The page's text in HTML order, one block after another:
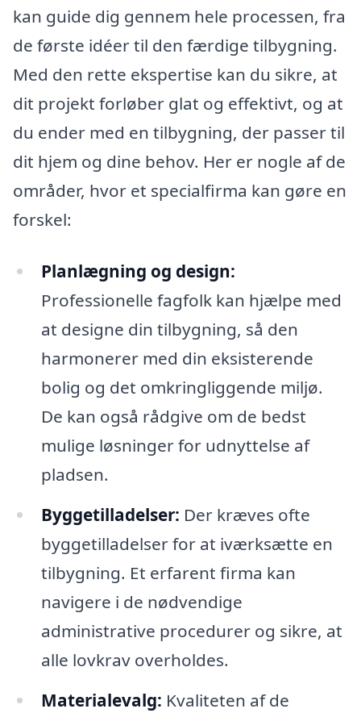
kan guide dig gennem hele processen, fra
de første idéer til den færdige tilbygning.
Med den rette ekspertise kan du sikre, at
dit projekt forløber glat og effektivt, og at
du ender med en tilbygning, der passer til
dit hjem og dine behov. Her er nogle af de
områder, hvor et specialfirma kan gøre en
forskel:
Planlægning og design:
Professionelle fagfolk kan hjælpe med
at designe din tilbygning, så den
harmonerer med din eksisterende
bolig og det omkringliggende miljø.
De kan også rådgive om de bedst
mulige løsninger for udnyttelse af
pladsen.
Byggetilladelser: Der kræves ofte
byggetilladelser for at iværksætte en
tilbygning. Et erfarent firma kan
navigere i de nødvendige
administrative procedurer og sikre, at
alle lovkrav overholdes.
Materialevalg: Kvaliteten af de